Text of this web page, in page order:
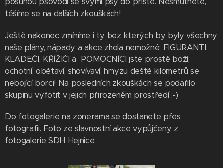
těšíme se na dalších zkouškách!
Ještě nakonec zmíníme i ty, bez kterých by byly všechny
naše plány, nápady a akce zhola nemožné: FIGURANTI,
KLADEČI, KŘÍŽIČI a POMOCNÍCI jste prostě boží,
ochotní, obětaví, shovívaví, hmyzu deště kilometrů se
nebojící borci! Na posledních zkouškách se podařilo
skupinu vyfotit v jejich přirozeném prostředí :-)
Do fotogalerie na zonerama se dostanete přes
fotografii. Foto ze slavnostní akce vypůjčeny z
fotogalerie SDH Hejnice.